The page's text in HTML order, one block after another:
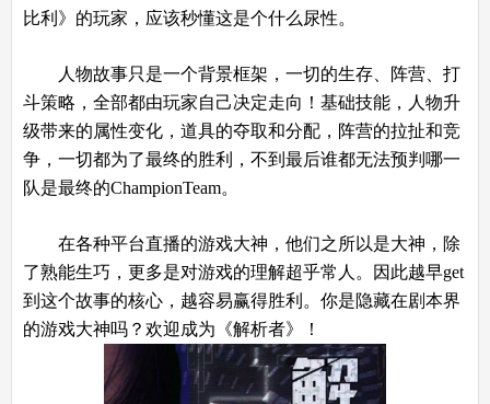
比利》的玩家，应该秒懂这是个什么尿性。
人物故事只是一个背景框架，一切的生存、阵营、打
斗策略，全部都由玩家自己决定走向！基础技能，人物升
级带来的属性变化，道具的夺取和分配，阵营的拉扯和竞
争，一切都为了最终的胜利，不到最后谁都无法预判哪一
队是最终的ChampionTeam。
在各种平台直播的游戏大神，他们之所以是大神，除
了熟能生巧，更多是对游戏的理解超乎常人。因此越早get
到这个故事的核心，越容易赢得胜利。你是隐藏在剧本界
的游戏大神吗？欢迎成为《解析者》！